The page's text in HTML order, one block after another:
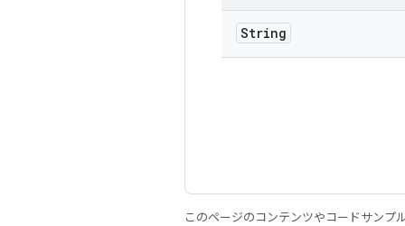
String
このページのコンテンツやコードサンプル